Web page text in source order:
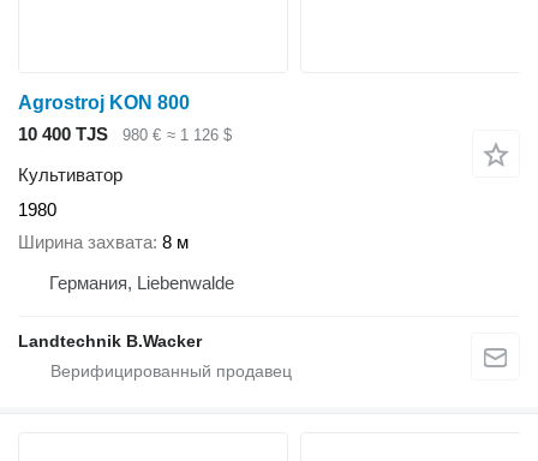
Agrostroj KON 800
10 400 TJS
980 € ≈ 1 126 $
Культиватор
1980
Ширина захвата 8 м
Германия, Liebenwalde
Landtechnik B.Wacker